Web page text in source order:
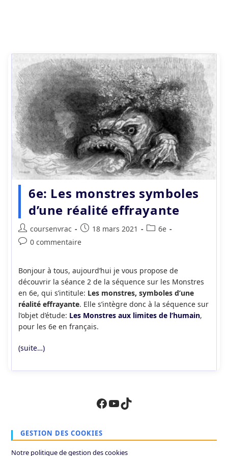
6e: Les monstres symboles
d’une réalité effrayante
Auteur/autrice
de
coursenvrac
Publication
publiée :
18 mars 2021
Post6e
Commentaires
publication :
0 commentaire
Bonjour à tous, aujourd’hui je vous propose de
découvrir la séance 2 de la séquence sur les Monstres
en 6e, qui s’intitule: Les monstres, symboles d’une
réalité effrayante. Elle s’intègre donc à la séquence sur
l’objet d’étude: Les Monstres aux limites de l’humain,
pour les 6e en français.
(suite…)
Facebook
YouTube
TikTok
GESTION DES COOKIES
Notre politique de gestion des cookies